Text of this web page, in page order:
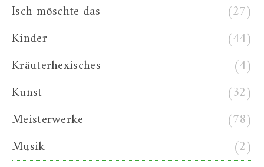
Isch möschte das
(27)
Kinder
(44)
Kräuterhexisches
(4)
Kunst
(32)
Meisterwerke
(78)
Musik
(2)